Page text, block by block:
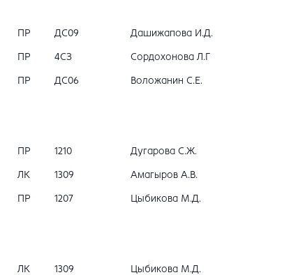
ПР ДС09 Дашижапова И.Д.
ПР 4СЗ Сордохонова Л.Г
ПР ДС06 Воложанин С.Е.
ПР 1210 Дугарова С.Ж.
ЛК 1309 Амагыров А.В.
ПР 1207 Цыбикова М.Д.
ЛК 1309 Цыбикова М.Д.